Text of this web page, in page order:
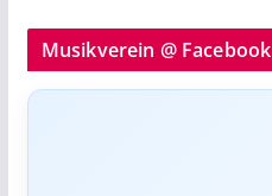
Musikverein @ Facebook